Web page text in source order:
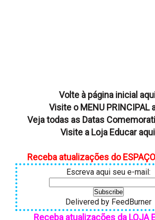
Volte à página inicial
Visite o MENU PRINCIPAL
Veja todas as Datas
Visite a Loja Educar
Receba atualizações do
Escreva aqui seu e-mail:
Delivered by FeedBurner
Receba atualizações da LOJA